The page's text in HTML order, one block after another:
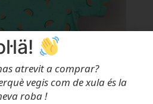
atrevit a comprar?
vegis com de xula és la
roba!